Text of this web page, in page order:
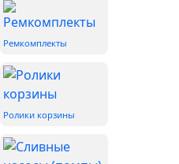
Ремкомплекты
Ролики корзины